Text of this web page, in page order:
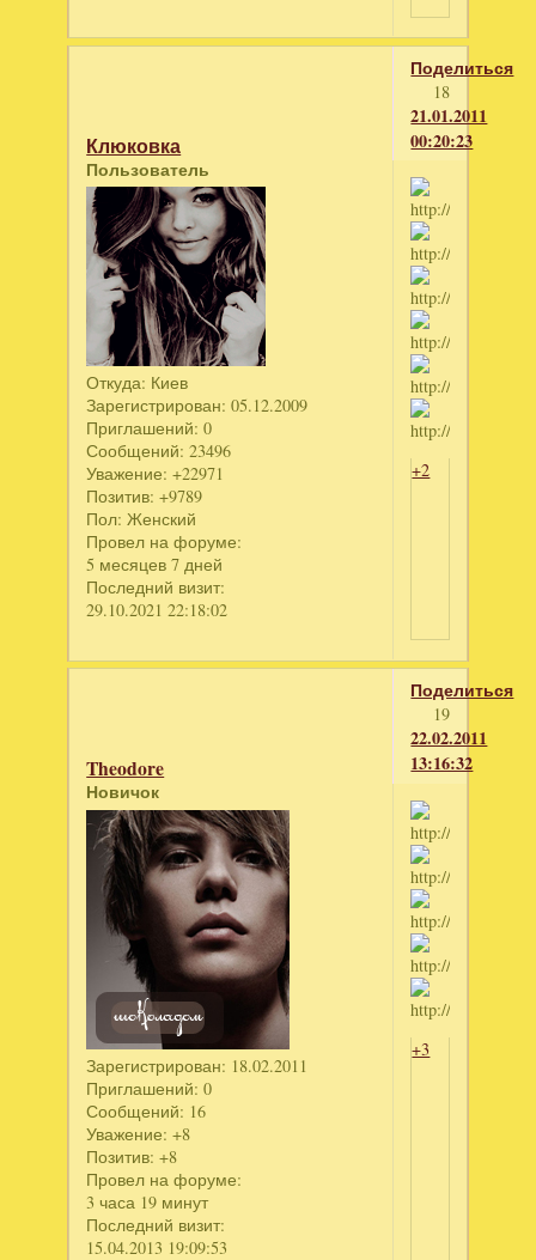
Поделиться
18
21.01.2011
00:20:23
Клюковка
Пользователь
Откуда: Киев
Зарегистрирован: 05.12.2009
Приглашений: 0
Сообщений: 23496
Уважение: +22971
Позитив: +9789
Пол: Женский
Провел на форуме:
5 месяцев 7 дней
Последний визит:
29.10.2021 22:18:02
+2
Поделиться
19
22.02.2011
13:16:32
Theodore
Новичок
Зарегистрирован: 18.02.2011
Приглашений: 0
Сообщений: 16
Уважение: +8
Позитив: +8
Провел на форуме:
3 часа 19 минут
Последний визит:
15.04.2013 19:09:53
+3